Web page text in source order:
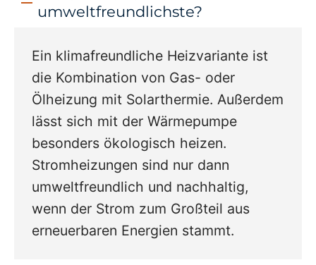
umweltfreundlichste?
Ein klimafreundliche Heizvariante ist
die Kombination von Gas- oder
Ölheizung mit Solarthermie. Außerdem
lässt sich mit der Wärmepumpe
besonders ökologisch heizen.
Stromheizungen sind nur dann
umweltfreundlich und nachhaltig,
wenn der Strom zum Großteil aus
erneuerbaren Energien stammt.